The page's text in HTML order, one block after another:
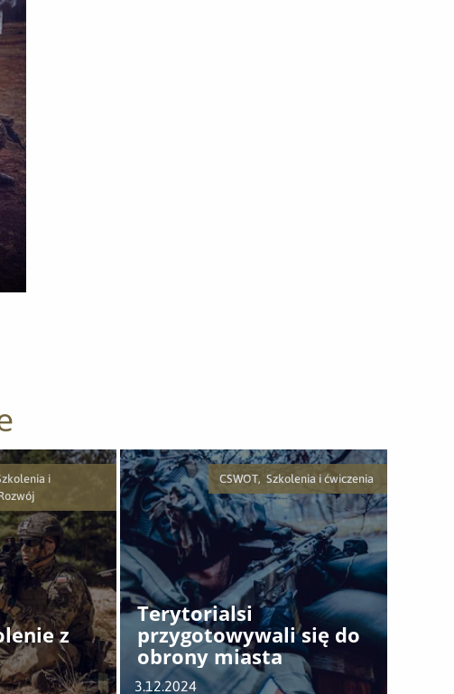
i
z
CSWOT, Szkolenia i ćwiczenia
Terytorialsi
przygotowywali się do
obrony miasta
3.12.2024